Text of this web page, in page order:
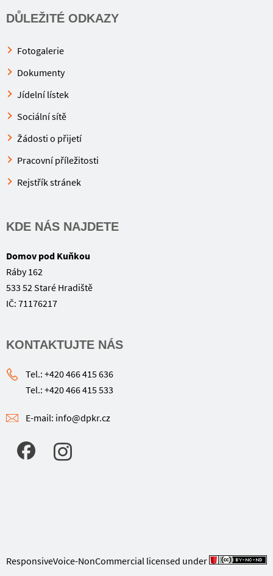
DŮLEŽITÉ ODKAZY
Fotogalerie
Dokumenty
Jídelní lístek
Sociální sítě
Žádosti o přijetí
Pracovní příležitosti
Rejstřík stránek
KDE NÁS NAJDETE
Domov pod Kuňkou
Ráby 162
533 52 Staré Hradiště
IČ: 71176217
KONTAKTUJTE NÁS
Tel.: +420 466 415 636
Tel.: +420 466 415 533
E-mail: info@dpkr.cz
ResponsiveVoice-NonCommercial licensed under